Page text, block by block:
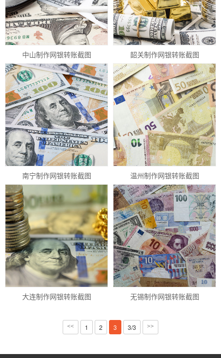
中山制作网银转账截图 韶关制作网银转账截图
南宁制作网银转账截图 温州制作网银转账截图
大连制作网银转账截图 无锡制作网银转账截图
<< 1 2 3 3/3 >>